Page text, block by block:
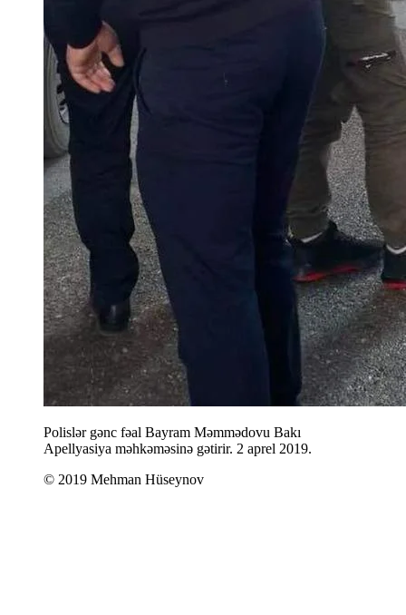
Polislər gənc fəal Bayram Məmmədovu Bakı
Apellyasiya məhkəməsinə gətirir. 2 aprel 2019.
© 2019 Mehman Hüseynov